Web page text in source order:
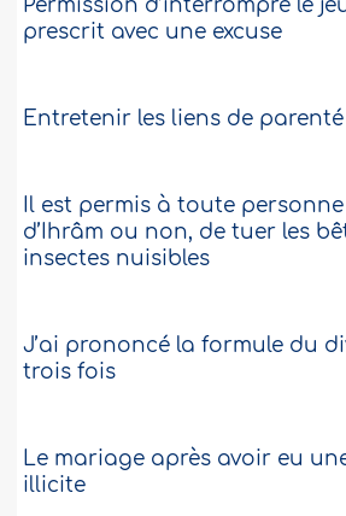
Permission d’interrompre le
prescrit avec une excuse
Entretenir les liens de parenté
Il est permis à toute
d’Ihrâm ou non, de tuer les
insectes nuisibles
J’ai prononcé la formule du
trois fois
Le mariage après avoir eu
illicite